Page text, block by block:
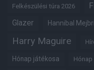
Felkészülési túra 2026
Glazer Hannibal Mejbri
Harry Maguire
Hónap játékosa